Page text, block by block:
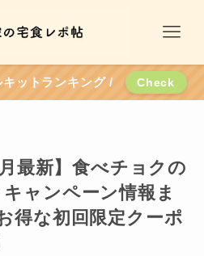
ットランキング / Check
月最新】食べチョクの
ャンペーン情報ま
得な初回限定クーポ